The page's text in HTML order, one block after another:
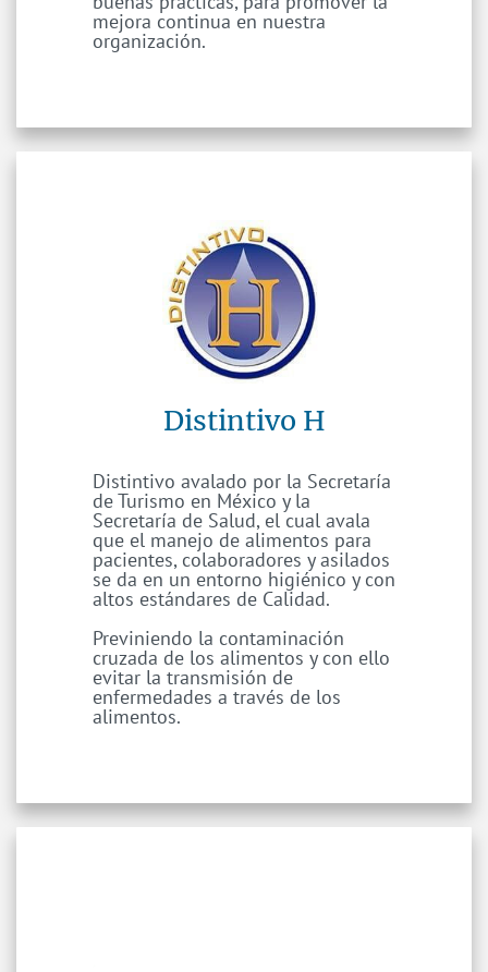
mejora continua en nuestra
organización.
Distintivo H
Distintivo avalado por la Secretaría
de Turismo en México y la
Secretaría de Salud, el cual avala
que el manejo de alimentos para
pacientes, colaboradores y asilados
se da en un entorno higiénico y con
altos estándares de Calidad.
Previniendo la contaminación
cruzada de los alimentos y con ello
evitar la transmisión de
enfermedades a través de los
alimentos.